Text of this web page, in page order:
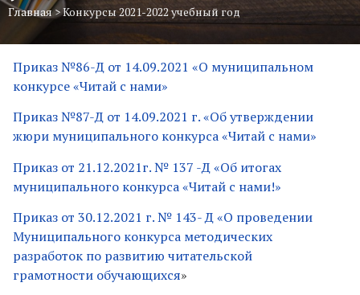
Главная>Конкурсы 2021-2022 учебный год
Приказ №86-Д от 14.09.2021 «О муниципальном
конкурсе «Читай с нами»
Приказ №87-Д от 14.09.2021 г. «Об утверждении
жюри муниципального конкурса «Читай с нами»
Приказ от 21.12.2021г. № 137 -Д «Об итогах
муниципального конкурса «Читай с нами!»
Приказ от 30.12.2021 г. № 143- Д «О проведении
Муниципального конкурса методических
разработок по развитию читательской
грамотности обучающихся»